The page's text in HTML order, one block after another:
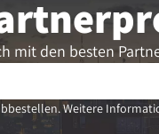
mit den besten
Weitere